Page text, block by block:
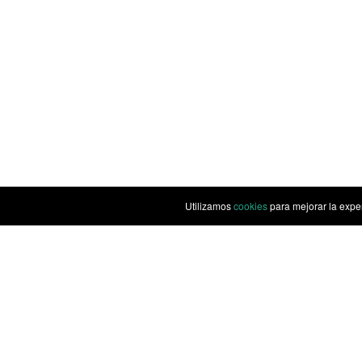
Utilizamoscookiespara mejorar la